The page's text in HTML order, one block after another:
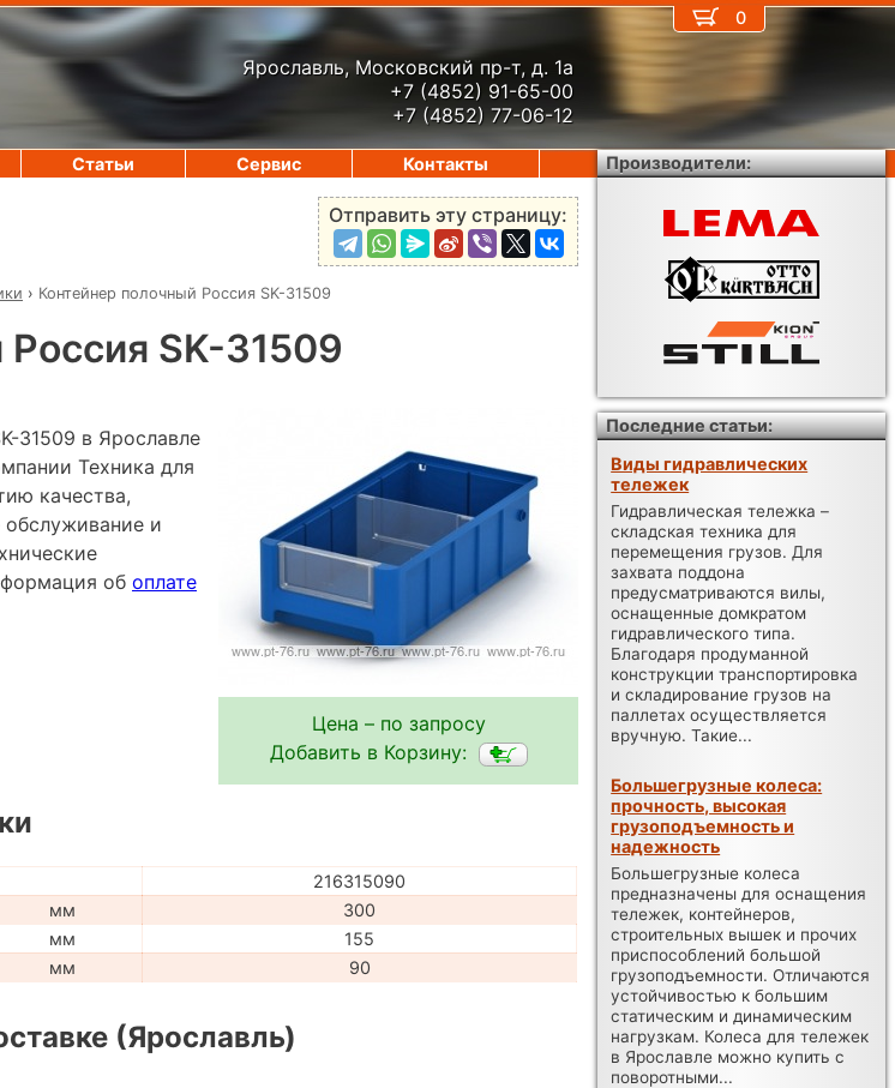
Ярославль, Московский пр-т, д. 1а
+7 (4852) 91-65-00
+7 (4852) 77-06-12
Отправить эту страницу:
› Контейнер полочный Россия SK-31509
SK-31509
Цена – по запросу
Добавить в Корзину:
31509 в Ярославле
Техника для
качества,
обслуживание и
об оплате
216315090
мм
300
мм
155
мм 90
(Ярославль)
0
Статьи Сервис Контакты Производители:
Последние статьи:
Виды гидравлических
тележек
Гидравлическая тележка –
складская техника для
перемещения грузов. Для
захвата поддона
предусматриваются вилы,
оснащенные домкратом
гидравлического типа.
Благодаря продуманной
конструкции транспортировка
и складирование грузов на
паллетах осуществляется
вручную. Такие...
Большегрузные колеса:
прочность, высокая
грузоподъемность и
надежность
Большегрузные колеса
предназначены для оснащения
тележек, контейнеров,
строительных вышек и прочих
приспособлений большой
грузоподъемности. Отличаются
устойчивостью к большим
статическим и динамическим
нагрузкам. Колеса для тележек
в Ярославле можно купить с
поворотными...